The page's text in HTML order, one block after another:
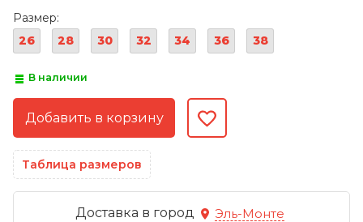
Размер:
26
28 30 32 34 36 38
В наличии
Таблица размеров
Доставка в город Эль-Монте